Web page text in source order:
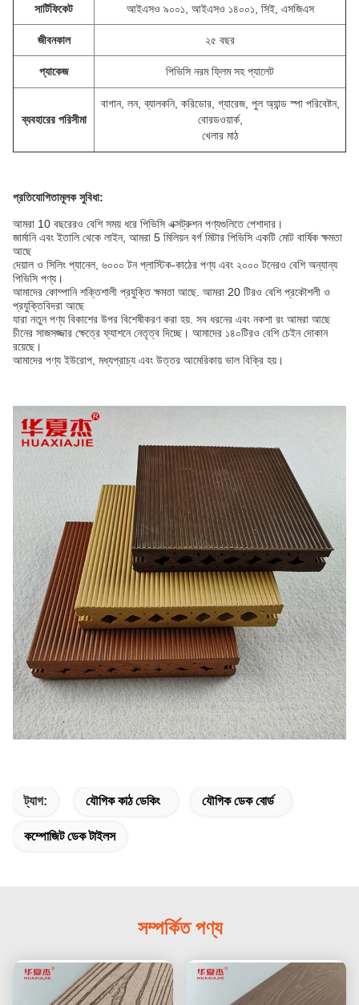
সার্টিফিকেট আইএসও ৯০০১, আইএসও ১৪০০১, সিই, এসজিএস
জীবনকাল ২৫ বছর
প্যাকেজ পিভিসি নরম ফ্লিম সহ প্যালেট
ব্যবহারের পরিসীমা
বাগান, লন, ব্যালকনি, করিডোর, গ্যারেজ, পুল অ্যান্ড স্পা পরিবেষ্টন,
বোরডওয়ার্ক,
খেলার মাঠ
প্রতিযোগিতামূলক সুবিধা:
আমরা 10 বছরেরও বেশি সময় ধরে পিভিসি এক্সট্রুশন পণ্যগুলিতে পেশাদার।
জার্মানি এবং ইতালি থেকে লাইন, আমরা 5 মিলিয়ন বর্গ মিটার পিভিসি একটি মোট বার্ষিক ক্ষমতা
আছে
দেয়াল ও সিলিং প্যানেল, ৬০০০ টন প্লাস্টিক-কাঠের পণ্য এবং ২০০০ টনেরও বেশি অন্যান্য
পিভিসি পণ্য।
আমাদের কোম্পানি শক্তিশালী প্রযুক্তি ক্ষমতা আছে. আমরা 20 টিরও বেশি প্রকৌশলী ও
প্রযুক্তিবিদরা আছে
যারা নতুন পণ্য বিকাশের উপর বিশেষীকরণ করা হয়. সব ধরনের এবং নকশা রং আমরা আছে
চীনের সাজসজ্জার ক্ষেত্রে ফ্যাশনে নেতৃত্ব দিচ্ছে। আমাদের ১৪০টিরও বেশি চেইন দোকান
রয়েছে।
আমাদের পণ্য ইউরোপ, মধ্যপ্রাচ্য এবং উত্তর আমেরিকায় ভাল বিক্রি হয়।
ট্যাগ: যৌগিক কাঠ ডেকিং যৌগিক ডেক বোর্ড
কম্পোজিট ডেক টাইলস
সম্পর্কিত পণ্য